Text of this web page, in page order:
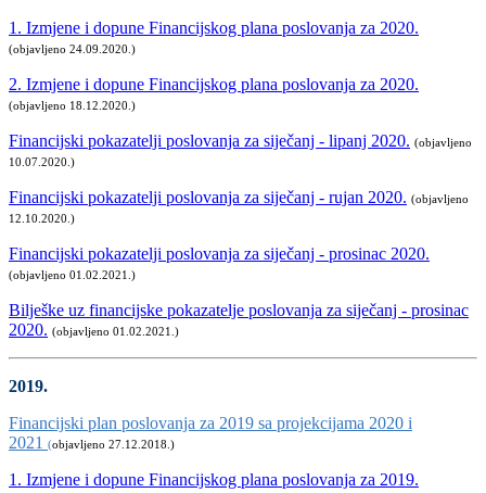
1. Izmjene i dopune Financijskog plana poslovanja za 2020.
(objavljeno 24.09.2020.)
2. Izmjene i dopune Financijskog plana poslovanja za 2020.
(objavljeno 18.12.2020.)
Financijski pokazatelji poslovanja za siječanj - lipanj 2020. (objavljeno
10.07.2020.)
Financijski pokazatelji poslovanja za siječanj - rujan 2020. (objavljeno
12.10.2020.)
Financijski pokazatelji poslovanja za siječanj - prosinac 2020.
(objavljeno 01.02.2021.)
Bilješke uz financijske pokazatelje poslovanja za siječanj - prosinac
2020. (objavljeno 01.02.2021.)
2019.
Financijski plan poslovanja za 2019 sa projekcijama 2020 i
2021
(objavljeno 27.12.2018.)
1. Izmjene i dopune Financijskog plana poslovanja za 2019.